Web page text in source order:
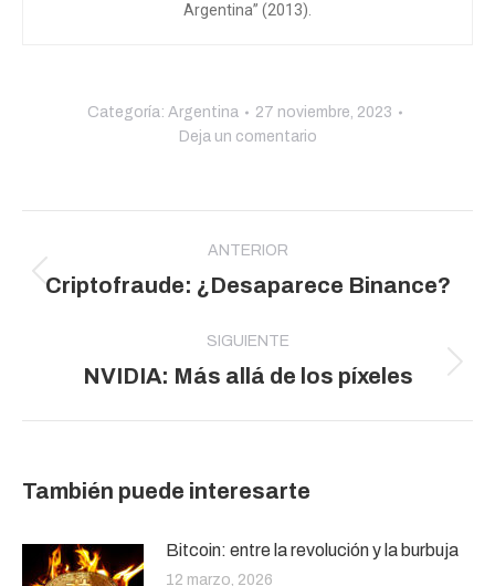
Argentina” (2013).
Categoría: Argentina
27 noviembre, 2023
Deja un comentario
entre
publicaciones
ANTERIOR
Publicación
Criptofraude: ¿Desaparece Binance?
SIGUIENTE
Publicación
NVIDIA: Más allá de los píxeles
También puede interesarte
Bitcoin: entre la revolución y la burbuja
12 marzo, 2026